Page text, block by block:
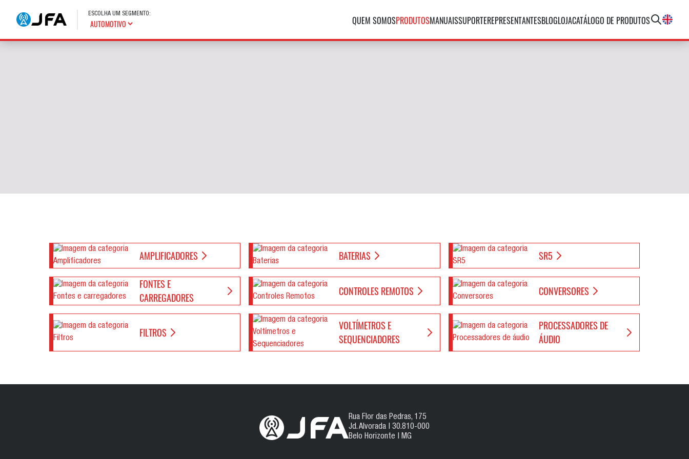
ESCOLHA UM SEGMENTO:
QUEM SOMOSPRODUTOSMANUAISSUPORTEREPRESENTANTESBLOGLOJACATÁLOGO DE PRODUTOS
AMPLIFICADORES BATERIAS SR5
FONTES E
CARREGADORES
CONTROLES REMOTOS CONVERSORES
FILTROS
VOLTÍMETROS E
SEQUENCIADORES
PROCESSADORES DE
ÁUDIO
Rua Flor das Pedras, 175
Jd. Alvorada | 30.810-000
Belo Horizonte | MG